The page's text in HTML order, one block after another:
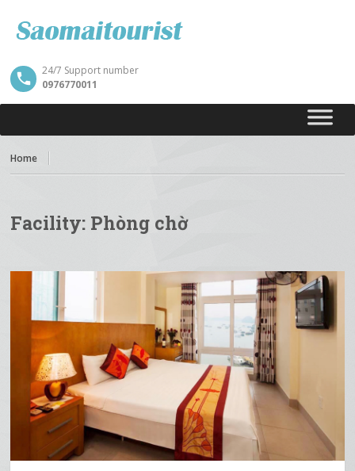
24/7 Support number
0976770011
Home
Facility: Phòng chờ